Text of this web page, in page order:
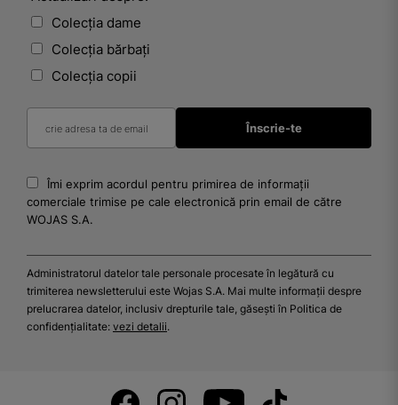
Colecția dame
Colecția bărbați
Colecția copii
Îmi exprim acordul pentru primirea de informații
comerciale trimise pe cale electronică prin email de către
WOJAS S.A.
Administratorul datelor tale personale procesate în legătură cu
trimiterea newsletterului este Wojas S.A. Mai multe informații despre
prelucrarea datelor, inclusiv drepturile tale, găsești în Politica de
confidențialitate: vezi detalii.